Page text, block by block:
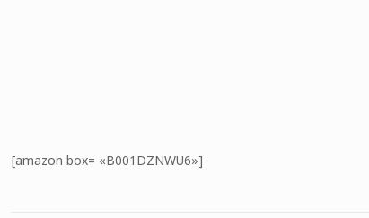
[amazon box= «B001DZNWU6»]